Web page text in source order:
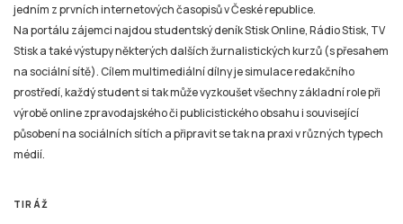
jedním z prvních internetových časopisů v České republice.
Na portálu zájemci najdou studentský deník Stisk Online, Rádio Stisk, TV
Stisk a také výstupy některých dalších žurnalistických kurzů (s přesahem
na sociální sítě). Cílem multimediální dílny je simulace redakčního
prostředí, každý student si tak může vyzkoušet všechny základní role při
výrobě online zpravodajského či publicistického obsahu i související
působení na sociálních sítích a připravit se tak na praxi v různých typech
médií.
TIRÁŽ